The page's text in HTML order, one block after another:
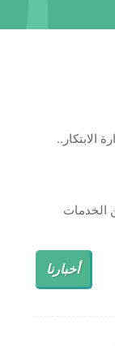
الخدمات
أخبارنا